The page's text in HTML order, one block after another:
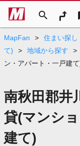
search
MapFan > 住まい探し
て)
> 地域から探す >
ン・アパート・一戸建
南秋田郡井
貸(マンシ
建て)